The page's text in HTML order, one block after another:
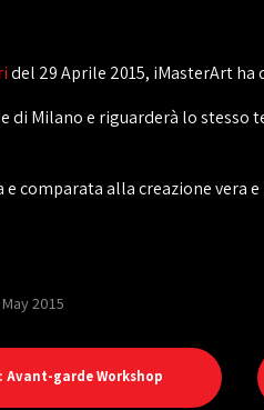
del 29 Aprile 2015, iMasterArt
Milano e riguarderà lo stesso
alla creazione vera
2015
Avant-garde Workshop